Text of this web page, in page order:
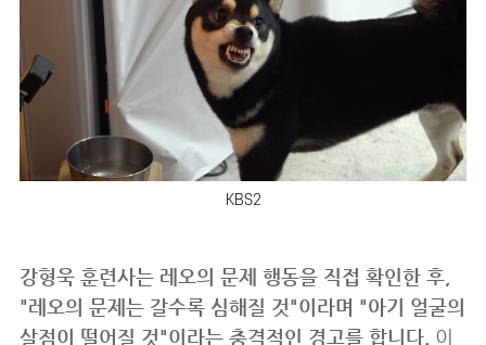
KBS2
강형욱 훈련사는 레오의 문제 행동을 직접 확인한 후,
"레오의 문제는 갈수록 심해질 것"이라며 "아기 얼굴의
살점이 떨어질 것"이라는 충격적인 경고를 합니다. 이